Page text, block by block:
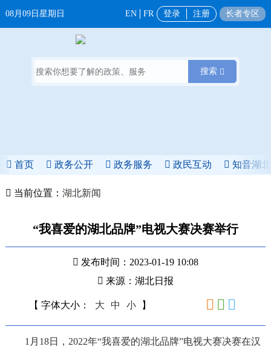
08月09日星期日 EN FR 登录 注册 长者专区
搜索
首页 政务公开 政务服务 政民互动 知音湖北
当前位置： 湖北新闻
“我喜爱的湖北品牌”电视大赛决赛举行
发布时间：2023-01-19 10:08
来源：湖北日报
【 字体大小： 大 中 小 】
1月18日，2022年“我喜爱的湖北品牌”电视大赛决赛在汉